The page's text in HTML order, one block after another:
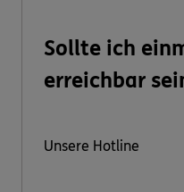
Sollte ich
erreichbar
Unsere Hotline